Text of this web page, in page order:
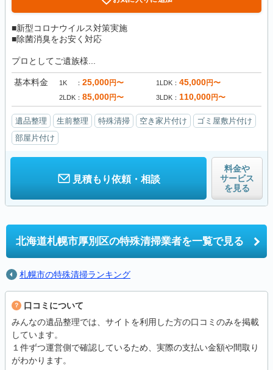
■新型コロナウイルス対策実施
■除菌消臭をお安く対応
プロとしてご遺族様...
基本料金 1K 25,000円〜 1LDK 45,000円〜
2LDK 85,000円〜 3LDK 110,000円〜
遺品整理 生前整理 特殊清掃 空き家片付け
ゴミ屋敷片付け
部屋片付け
見積もり依頼・相談
料金や
サービス
を見る
北海道札幌市厚別区の特殊清掃業者を一覧で見る
札幌市の特殊清掃ランキング
口コミについて
みんなの遺品整理では、サイトを利用した方の口コミのみを掲載
しています。
１件ずつ運営側で確認しているため、実際の支払い金額や間取り
がわかります。